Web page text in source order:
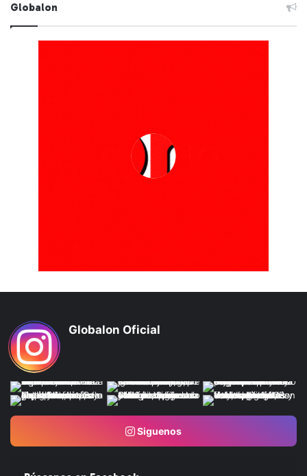
Globalon
Globalon Oficial
Siguenos